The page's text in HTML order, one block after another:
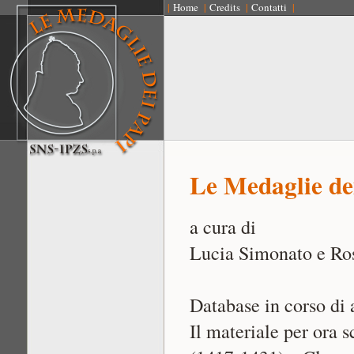
| Home | Credits | Contatti |
Le Medaglie
a cura di
Lucia Simonato e
Database in corso di
Il materiale per ora